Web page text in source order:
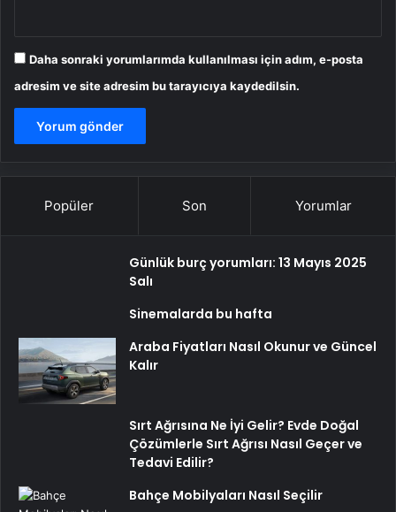
Daha sonraki yorumlarımda kullanılması için adım, e-posta
adresim ve site adresim bu tarayıcıya kaydedilsin.
Popüler Son Yorumlar
Günlük burç yorumları: 13 Mayıs 2025
Salı
Sinemalarda bu hafta
Araba Fiyatları Nasıl Okunur ve Güncel
Kalır
Sırt Ağrısına Ne İyi Gelir? Evde Doğal
Çözümlerle Sırt Ağrısı Nasıl Geçer ve
Tedavi Edilir?
Bahçe Mobilyaları Nasıl Seçilir